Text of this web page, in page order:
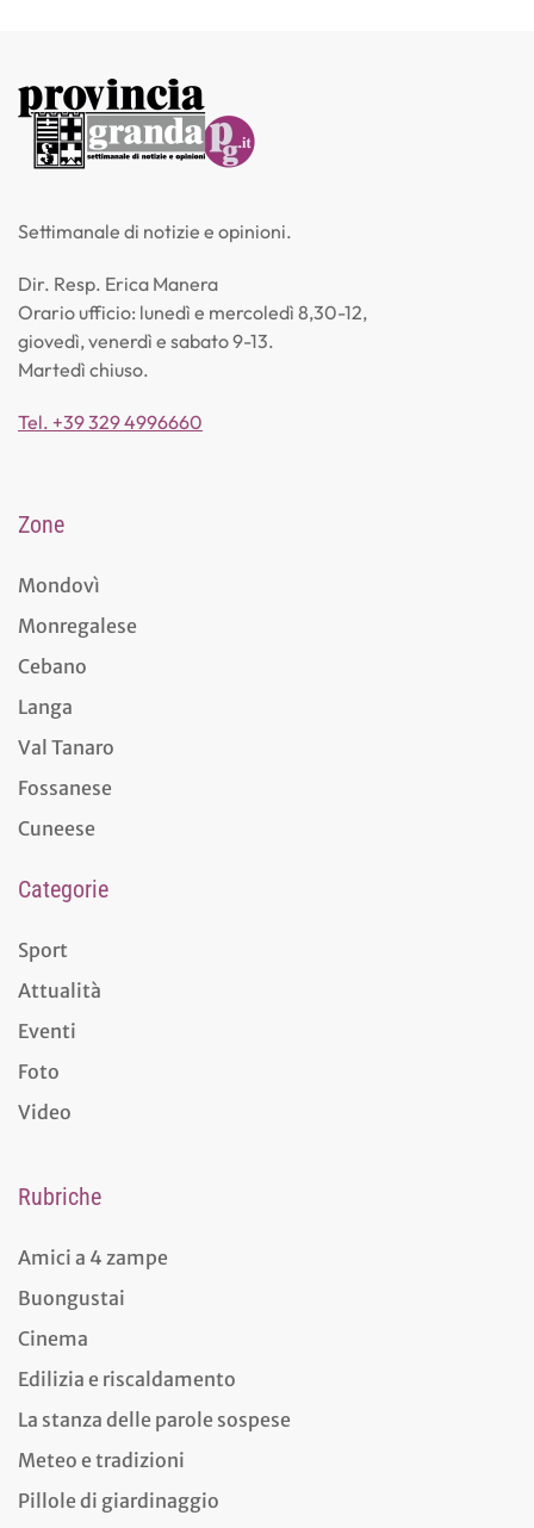
Settimanale di notizie e opinioni.
Dir. Resp. Erica Manera
Orario ufficio: lunedì e mercoledì 8,30-12,
giovedì, venerdì e sabato 9-13.
Martedì chiuso.
Tel. +39 329 4996660
Zone
Mondovì
Monregalese
Cebano
Langa
Val Tanaro
Fossanese
Cuneese
Categorie
Sport
Attualità
Eventi
Foto
Video
Rubriche
Amici a 4 zampe
Buongustai
Cinema
Edilizia e riscaldamento
La stanza delle parole sospese
Meteo e tradizioni
Pillole di giardinaggio